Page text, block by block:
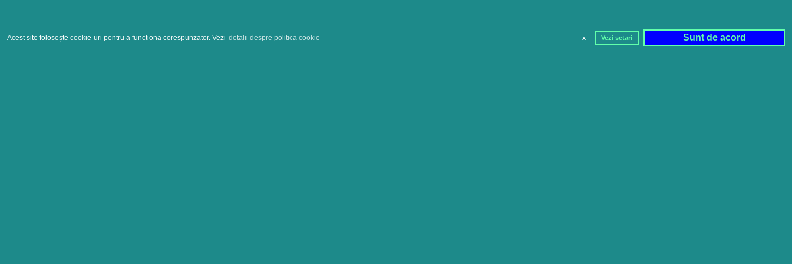
Acest site folosește cookie-uri pentru a functiona corespunzator. Vezi detalii despre politica cookie x Vezi setari Sunt de acord